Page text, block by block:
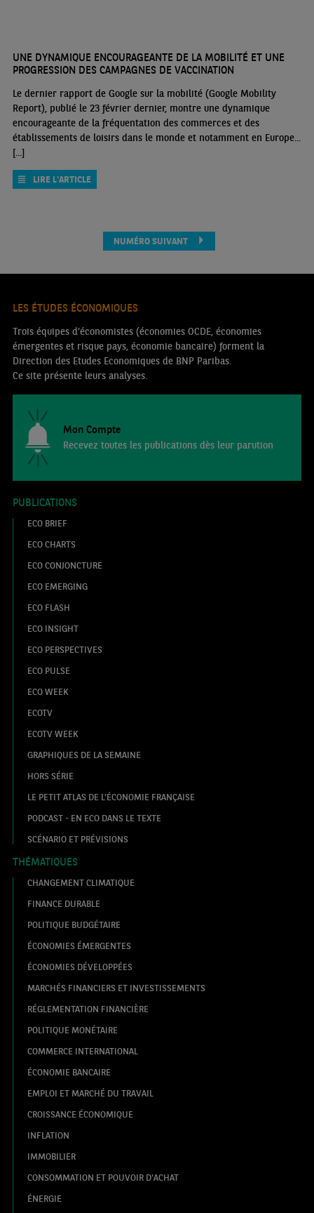
UNE DYNAMIQUE ENCOURAGEANTE DE LA MOBILITÉ ET UNE
PROGRESSION DES CAMPAGNES DE VACCINATION
Le dernier rapport de Google sur la mobilité (Google Mobility
Report), publié le 23 février dernier, montre une dynamique
encourageante de la fréquentation des commerces et des
établissements de loisirs dans le monde et notamment en Europe...
[...]
LIRE L'ARTICLE
NUMÉRO SUIVANT
LES ÉTUDES ÉCONOMIQUES
Trois équipes d’économistes (économies OCDE, économies
émergentes et risque pays, économie bancaire) forment la
Direction des Etudes Economiques de BNP Paribas.
Ce site présente leurs analyses.
Mon Compte
Recevez toutes les publications dès leur parution
PUBLICATIONS
ECO BRIEF
ECO CHARTS
ECO CONJONCTURE
ECO EMERGING
ECO FLASH
ECO INSIGHT
ECO PERSPECTIVES
ECO PULSE
ECO WEEK
ECOTV
ECOTV WEEK
GRAPHIQUES DE LA SEMAINE
HORS SÉRIE
LE PETIT ATLAS DE L’ÉCONOMIE FRANÇAISE
PODCAST - EN ECO DANS LE TEXTE
SCÉNARIO ET PRÉVISIONS
THÉMATIQUES
CHANGEMENT CLIMATIQUE
FINANCE DURABLE
POLITIQUE BUDGÉTAIRE
ÉCONOMIES ÉMERGENTES
ÉCONOMIES DÉVELOPPÉES
MARCHÉS FINANCIERS ET INVESTISSEMENTS
RÉGLEMENTATION FINANCIÈRE
POLITIQUE MONÉTAIRE
COMMERCE INTERNATIONAL
ÉCONOMIE BANCAIRE
EMPLOI ET MARCHÉ DU TRAVAIL
CROISSANCE ÉCONOMIQUE
INFLATION
IMMOBILIER
CONSOMMATION ET POUVOIR D'ACHAT
ÉNERGIE